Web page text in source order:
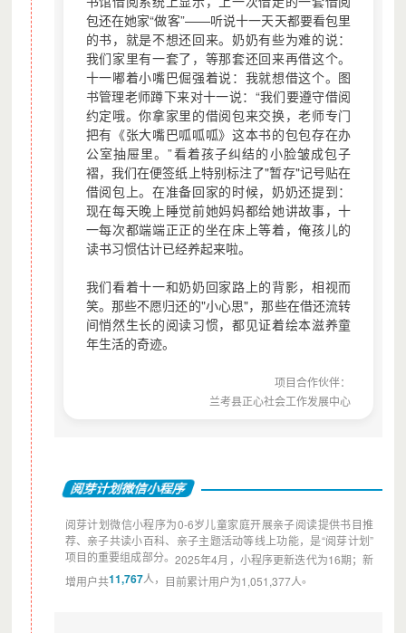
项目筹款情况：上线以来累计筹款 244,796.58 元 ， 本年度累计筹
款 0 元， 累计捐赠人次 6707 次。
包还在她家“做客”——听说十一天天都要看包里
的书，就是不想还回来。奶奶有些为难的说：
我们家里有一套了，等那套还回来再借这个。
十一嘟着小嘴巴倔强着说：我就想借这个。图
书管理老师蹲下来对十一说：“我们要遵守借阅
约定哦。你拿家里的借阅包来交换，老师专门
把有《张大嘴巴呱呱呱》这本书的包包存在办
公室抽屉里。”看着孩子纠结的小脸皱成包子
褶，我们在便签纸上特别标注了"暂存"记号贴在
借阅包上。在准备回家的时候，奶奶还提到：
现在每天晚上睡觉前她妈妈都给她讲故事，十
一每次都端端正正的坐在床上等着，俺孩儿的
读书习惯估计已经养起来啦。
我们看着十一和奶奶回家路上的背影，相视而
笑。那些不愿归还的"小心思"，那些在借还流转
间悄然生长的阅读习惯，都见证着绘本滋养童
年生活的奇迹。
项目合作伙伴：
兰考县正心社会工作发展中心
阅芽计划微信小程序
阅芽计划微信小程序为0-6岁儿童家庭开展亲子阅读提供书目推
荐、亲子共读小百科、亲子主题活动等线上功能，是“阅芽计划”
项目的重要组成部分。 2025年4月， 小程序更新迭代为16期；新
增用户共11,767人， 目前累计用户为1,051,377人。